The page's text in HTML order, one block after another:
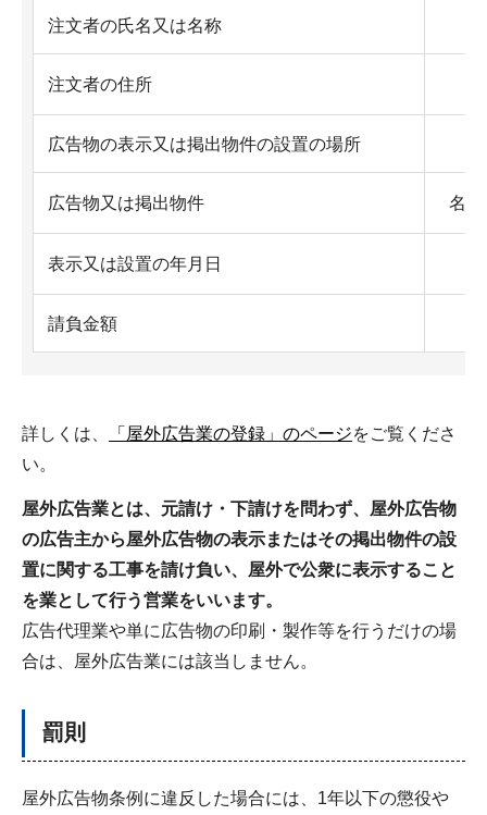
注文者の氏名又は名称
注文者の住所
広告物の表示又は掲出物件の設置の場所
広告物又は掲出物件 名
表示又は設置の年月日
請負金額
詳しくは、 「屋外広告業の登録」のページをご覧くださ
い。
屋外広告業とは、元請け・下請けを問わず、屋外広告物
の広告主から屋外広告物の表示またはその掲出物件の設
置に関する工事を請け負い、屋外で公衆に表示すること
を業として行う営業をいいます。
広告代理業や単に広告物の印刷・製作等を行うだけの場
合は、屋外広告業には該当しません。
罰則
屋外広告物条例に違反した場合には、1年以下の懲役や